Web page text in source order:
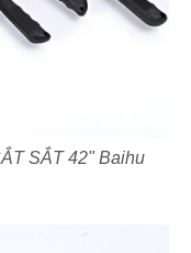
SẮT 42" Baihu